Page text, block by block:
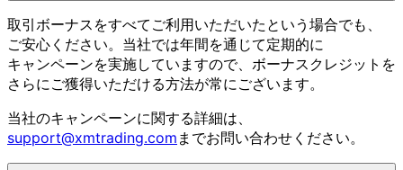
取引ボーナスをすべて ご利用いただいたと いう 場合でも、
ご安心ください。 当社では年間を通じて定期的に
キャンペーンを実施していますので、 ボーナスクレジットを
さらに ご獲得いただける方法が常に ございます。
当社のキャンペーンに関する詳細は、
support@xmtrading.com までお問い合わせください。